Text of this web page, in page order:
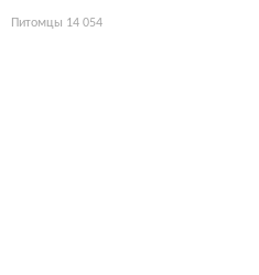
Питомцы 14 054